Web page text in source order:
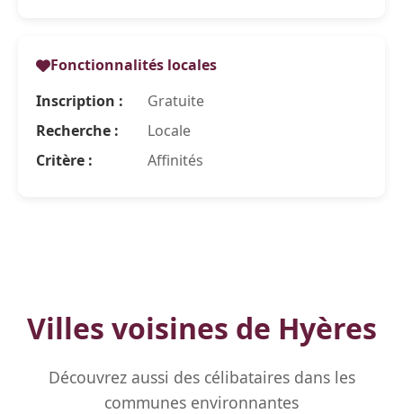
Fonctionnalités locales
Inscription :
Gratuite
Recherche :
Locale
Critère :
Affinités
Villes voisines de Hyères
Découvrez aussi des célibataires dans les
communes environnantes